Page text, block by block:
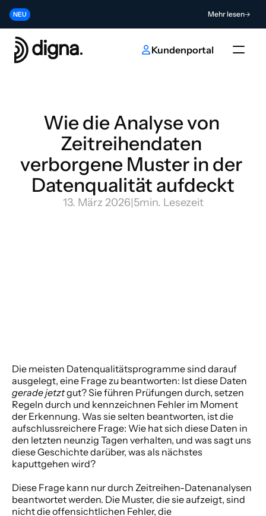
NEU Mehr lesen
Release 2026.06 - Data Observability direkt in Ihren Code bringen
NEUTragen Sie zur Zukunft der KI- und Dateninnovation bei
Kundenportal
Wie die Analyse von
Zeitreihendaten
verborgene Muster in der
Datenqualität aufdeckt
13. März 2026|5min. Lesezeit
Die meisten Datenqualitätsprogramme sind darauf
gerade jetzt gut? Sie führen Prüfungen durch, setzen
Regeln durch und kennzeichnen Fehler im Moment
der Erkennung. Was sie selten beantworten, ist die
aufschlussreichere Frage: Wie hat sich diese Daten in
den letzten neunzig Tagen verhalten, und was sagt uns
diese Geschichte darüber, was als nächstes
kaputtgehen wird?
Diese Frage kann nur durch Zeitreihen-Datenanalysen
beantwortet werden. Die Muster, die sie aufzeigt, sind
nicht die offensichtlichen Fehler, die